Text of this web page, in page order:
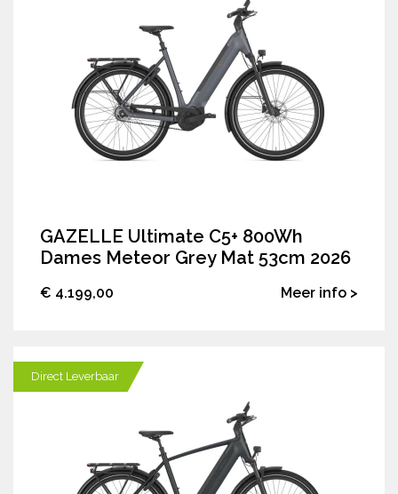
GAZELLE Ultimate C5+ 800Wh
Dames Meteor Grey Mat 53cm 2026
€ 4.199,00 Meer info >
Direct Leverbaar